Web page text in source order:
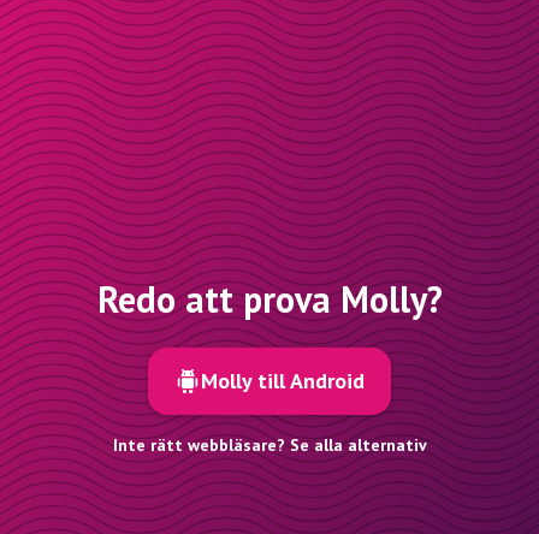
Redo att prova Molly?
Molly till Android
Inte rätt webbläsare? Se alla alternativ